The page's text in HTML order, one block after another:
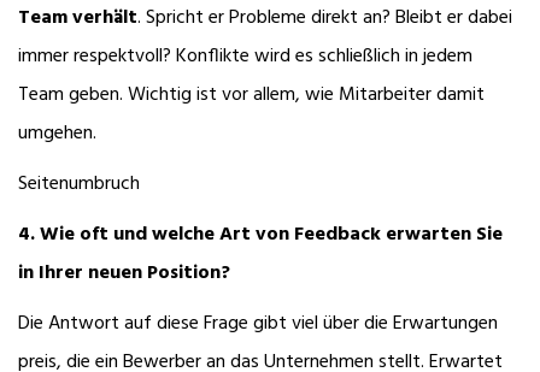
Team verhält. Spricht er Probleme direkt an? Bleibt er dabei
immer respektvoll? Konflikte wird es schließlich in jedem
Team geben. Wichtig ist vor allem, wie Mitarbeiter damit
umgehen.
Seitenumbruch
4. Wie oft und welche Art von Feedback erwarten Sie
in Ihrer neuen Position?
Die Antwort auf diese Frage gibt viel über die Erwartungen
preis, die ein Bewerber an das Unternehmen stellt. Erwartet